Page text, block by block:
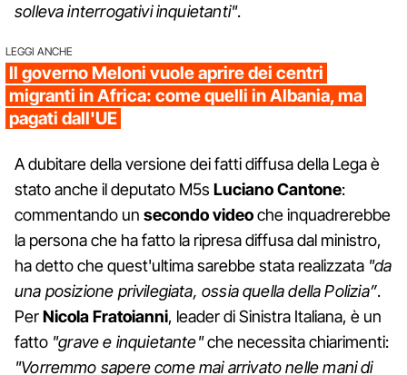
solleva interrogativi inquietanti".
LEGGI ANCHE
Il governo Meloni vuole aprire dei centri
migranti in Africa: come quelli in Albania, ma
pagati dall'UE
A dubitare della versione dei fatti diffusa della Lega è
stato anche il deputato M5s Luciano Cantone:
commentando un secondo videoche inquadrerebbe
la persona che ha fatto la ripresa diffusa dal ministro,
ha detto che quest'ultima sarebbe stata realizzata "da
una posizione privilegiata, ossia quella della Polizia”.
PerNicola Fratoianni, leader di Sinistra Italiana, è un
fatto "grave e inquietante"che necessita chiarimenti:
"Vorremmo sapere come mai arrivato nelle mani di